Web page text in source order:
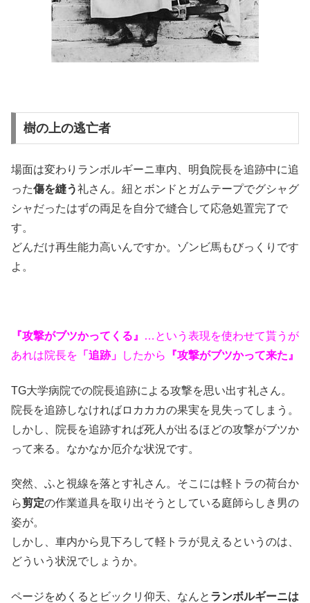
樹の上の逃亡者
場面は変わりランボルギーニ車内、明負院長を追跡中に追
った傷を縫う礼さん。紐とボンドとガムテープでグシャグ
シャだったはずの両足を自分で縫合して応急処置完了で
す。
どんだけ再生能力高いんですか。ゾンビ馬もびっくりです
よ。
『攻撃がブツかってくる』
…という表現を使わせて貰うが
あれは院長を 「追跡」 したから 『攻撃がブツかって来た』
TG大学病院での院長追跡による攻撃を思い出す礼さん。
院長を追跡しなければロカカカの果実を見失ってしまう。
しかし、院長を追跡すれば死人が出るほどの攻撃がブツか
って来る。なかなか厄介な状況です。
突然、ふと視線を落とす礼さん。そこには軽トラの荷台か
ら剪定の作業道具を取り出そうとしている庭師らしき男の
姿が。
しかし、車内から見下ろして軽トラが見えるというのは、
どういう状況でしょうか。
ページをめくるとビックリ仰天、なんと ランボルギーニは